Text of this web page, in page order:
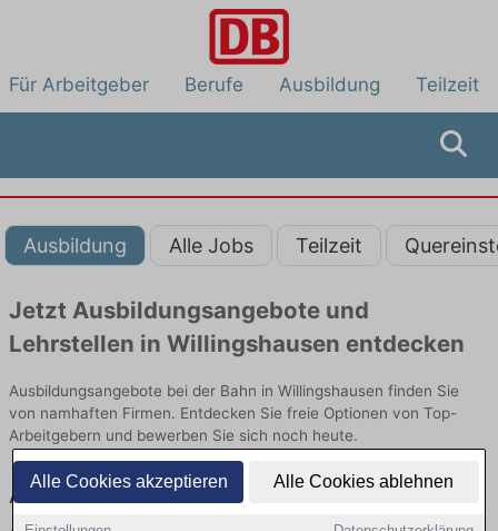
Alle Cookies akzeptieren Alle Cookies ablehnen
Für Arbeitgeber Berufe Ausbildung Teilzeit
Ausbildung Alle Jobs Teilzeit
Jetzt Ausbildungsangebote und
Lehrstellen in Willingshausen entdecken
Ausbildungsangebote bei der Bahn in Willingshausen finden Sie
von namhaften Firmen. Entdecken Sie freie Optionen von Top-
Arbeitgebern und bewerben Sie sich noch heute.
Ausbildung in Willingshausen bei der Bahn: